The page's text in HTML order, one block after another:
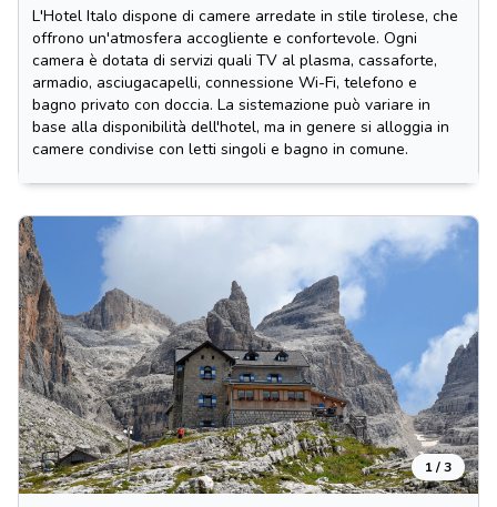
L'Hotel Italo dispone di camere arredate in stile tirolese, che
offrono un'atmosfera accogliente e confortevole. Ogni
camera è dotata di servizi quali TV al plasma, cassaforte,
armadio, asciugacapelli, connessione Wi-Fi, telefono e
bagno privato con doccia. La sistemazione può variare in
base alla disponibilità dell'hotel, ma in genere si alloggia in
camere condivise con letti singoli e bagno in comune.
1 / 3